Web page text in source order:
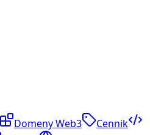
Domeny Web3
Cennik